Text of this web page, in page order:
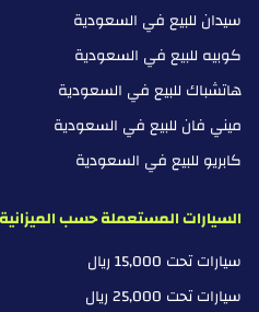
سيدان للبيع في السعودية
كوبيه للبيع في السعودية
هاتشباك للبيع في السعودية
ميني فان للبيع في السعودية
كابريو للبيع في السعودية
السيارات المستعملة حسب الميزانية
سيارات تحت 15,000 ريال
سيارات تحت 25,000 ريال